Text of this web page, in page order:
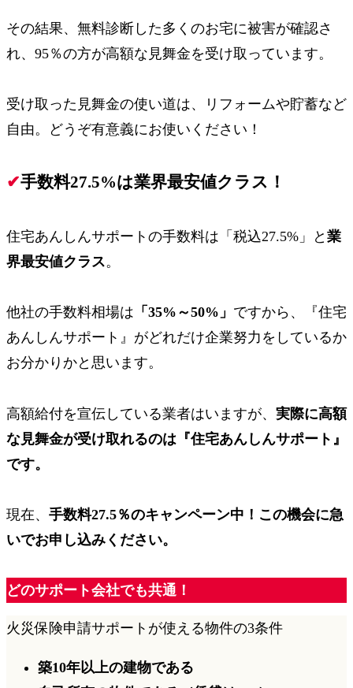
その結果、無料診断した多くのお宅に被害が確認さ
れ、95％の方が高額な見舞金を受け取っています。
受け取った見舞金の使い道は、リフォームや貯蓄など
自由。 どうぞ有意義にお使いください！
✔手数料27.5%は業界最安値クラス！
住宅あんしんサポートの手数料は 「税込27.5%」 と 業
界最安値クラス。
他社の手数料相場は 「35%～50%」 ですから、『住宅
あんしんサポート』がどれだけ企業努力をしているか
お分かりかと思います。
高額給付を宣伝している業者はいますが、 実際に高額
な見舞金が受け取れるのは 『住宅あんしんサポート』
です。
現在、 手数料27.5％のキャンペーン中！ この機会に急
いでお申し込みください。
どのサポート会社でも共通！
火災保険申請サポートが使える物件の3条件
築10年以上の建物である